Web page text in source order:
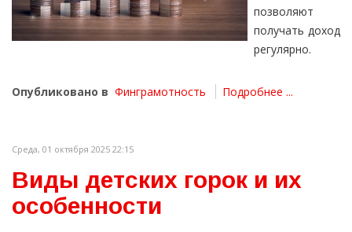
позволяют
получать доход
регулярно.
Опубликовано в Финграмотность Подробнее ...
Среда, 01 октября 2025 22:15
Виды детских горок и их
особенности